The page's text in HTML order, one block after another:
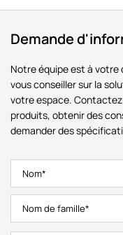
Demande
Notre équipe est à votre
vous conseiller sur la
votre espace.
produits, obtenir des
demander des